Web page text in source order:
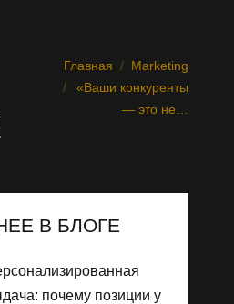
Вы здесь:
Главная
Marketing
«Ваши конкуренты
— это не…
В БЛОГЕ
почему позиции у